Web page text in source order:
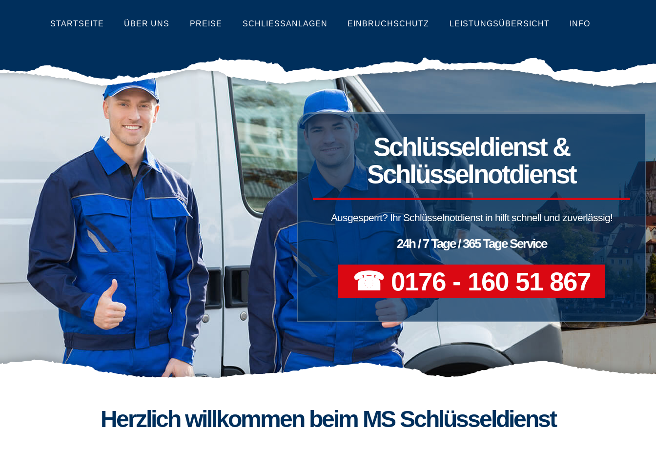
STARTSEITE ÜBER UNS PREISE SCHLIESSANLAGEN EINBRUCHSCHUTZ LEISTUNGSÜBERSICHT INFO
Schlüsseldienst &
Schlüsselnotdienst
Ausgesperrt? Ihr Schlüsselnotdienst in hilft schnell und zuverlässig!
24h / 7 Tage / 365 Tage Service
☎ 0176 - 160 51 867
Herzlich willkommen beim MS Schlüsseldienst